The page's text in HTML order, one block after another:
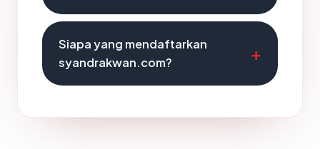
Siapa yang mendaftarkan
syandrakwan.com?